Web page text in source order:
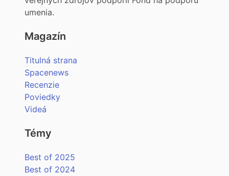
umenia.
Magazín
Titulná strana
Spacenews
Recenzie
Poviedky
Videá
Témy
Best of 2025
Best of 2024